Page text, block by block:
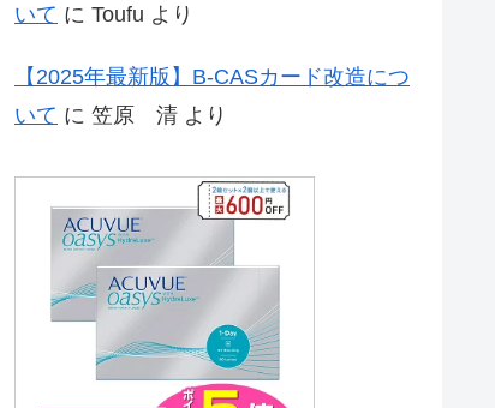
いて に Toufu より
【2025年最新版】B-CASカード改造につ
いて に 笠原 清 より